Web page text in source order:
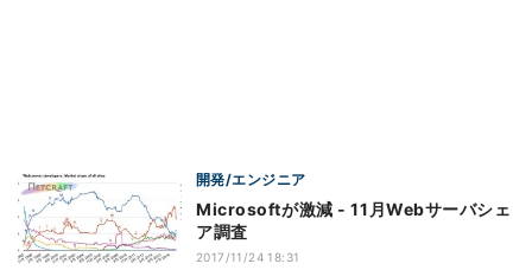
開発/エンジニア
Microsoftが激減 - 11月Webサーバシェ
ア調査
2017/11/24 18:31